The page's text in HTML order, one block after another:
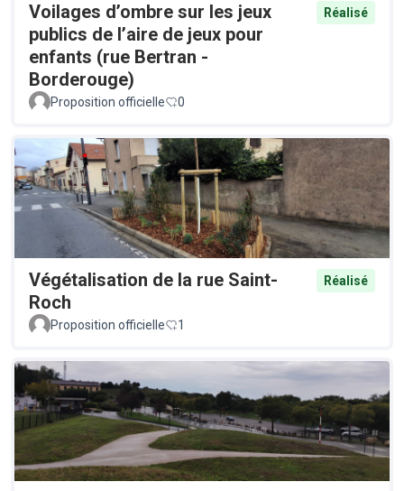
Voilages d’ombre sur les jeux
publics de l’aire de jeux pour
enfants (rue Bertran -
Borderouge)
Réalisé
Proposition officielle 0
Végétalisation de la rue Saint-
Roch
Réalisé
Proposition officielle 1